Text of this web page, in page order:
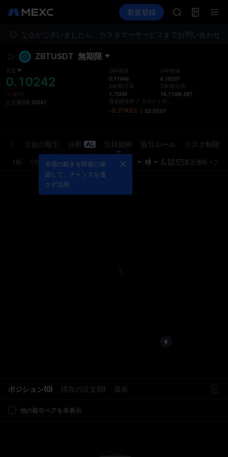
TradFi 情報 イベント
新規登録
AAOI
UNITREE
AAOI
SKYAI
UNITREE
明な点がございましたら、カスタマーサービスまでお問い合わせく
ZBTUSDT 無期限
直近
0.10242
-1.81%
公正価格0.10241
24H高値
0.11949
24H取引高
1.720M
24H安値
0.10207
24H取引高
16.174M ZBT
資金調達率
/
-0.2743% / 02:55:07
ポジション(0) 現在の注文(0) 資産
他の取引ペアを非表示
直近の取引 分析 注目銘柄 取引ルール リスク制限
1秒 1分 5分 15分 1時 4時 1日 直近価格
市場の動きを即座に確
認して、チャンスを逃
さず活用